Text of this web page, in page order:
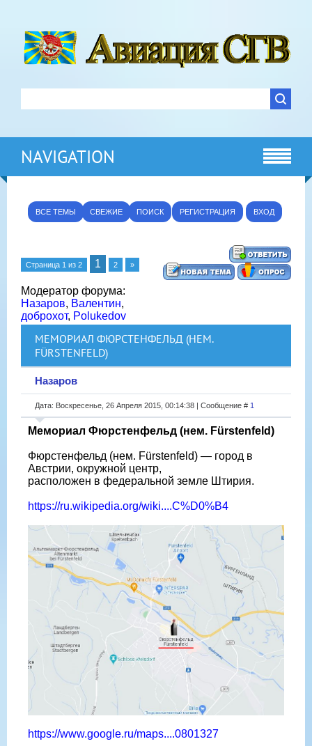
NAVIGATION
ВСЕ ТЕМЫ СВЕЖИЕ ПОИСК РЕГИСТРАЦИЯ ВХОД
Страница 1 из 2 1 2 »
Модератор форума:
Назаров, Валентин,
доброхот, Polukedov
МЕМОРИАЛ ФЮРСТЕНФЕЛЬД (НЕМ.
FÜRSTENFELD)
Назаров
Дата: Воскресенье, 26 Апреля 2015, 00:14:38 | Сообщение # 1
Мемориал Фюрстенфельд (нем. Fürstenfeld)
Фюрстенфельд (нем. Fürstenfeld) — город в
Австрии, окружной центр,
расположен в федеральной земле Штирия.
https://ru.wikipedia.org/wiki....C%D0%B4
https://www.google.ru/maps....0801327